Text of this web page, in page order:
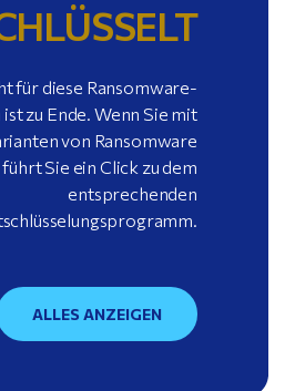
für diese Ransomware-
zu Ende. Wenn Sie mit
von Ransomware
Sie ein Click zu dem
entsprechenden
ALLES ANZEIGEN